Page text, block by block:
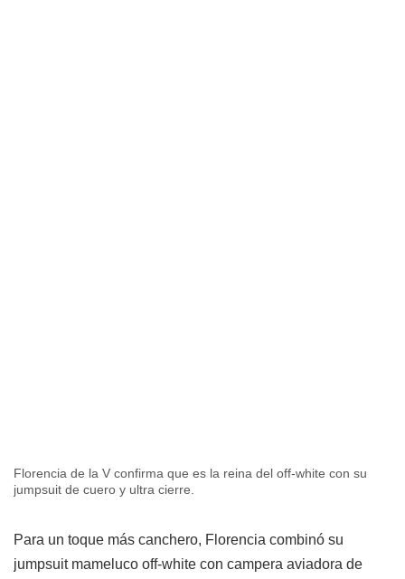
Florencia de la V confirma que es la reina del off-white con su
jumpsuit de cuero y ultra cierre.
Para un toque más canchero, Florencia combinó su
jumpsuit mameluco off-white con campera aviadora de